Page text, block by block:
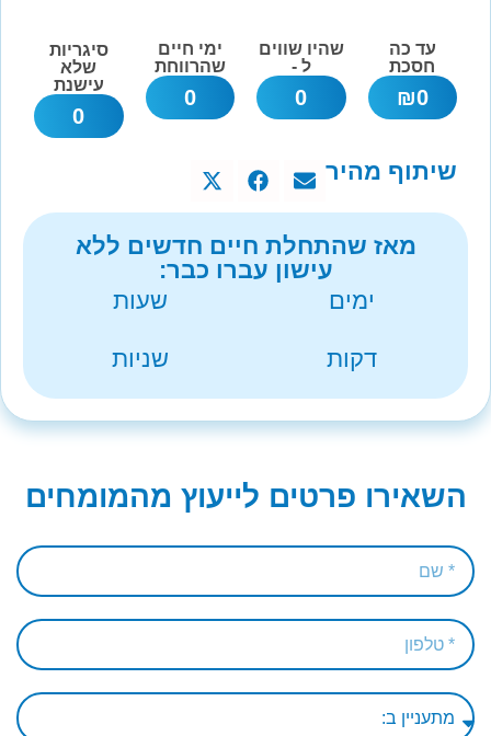
עד כה
חסכת
0
₪
שהיו שווים
ל -
0
ימי חיים
שהרווחת
0
סיגריות
שלא
עישנת
0
שיתוף מהיר
מאז שהתחלת חיים חדשים ללא
עישון עברו כבר:
ימים
שעות
דקות שניות
השאירו פרטים לייעוץ מהמומחים